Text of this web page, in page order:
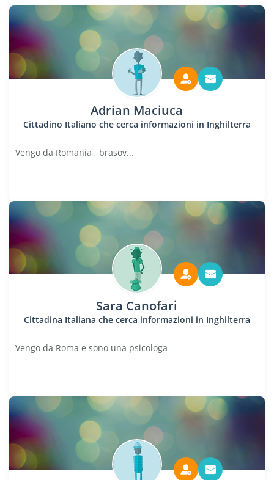
Adrian Maciuca
Cittadino Italiano che cerca informazioni in Inghilterra
Vengo da Romania , brasov...
Sara Canofari
Cittadina Italiana che cerca informazioni in Inghilterra
Vengo da Roma e sono una psicologa